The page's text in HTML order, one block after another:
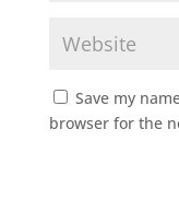
Save my
browser for the